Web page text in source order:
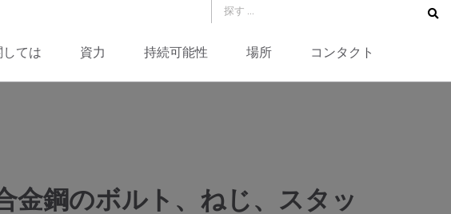
ては 資力 持続可能性 場所 コンタクト
金鋼のボルト、ねじ、スタッ